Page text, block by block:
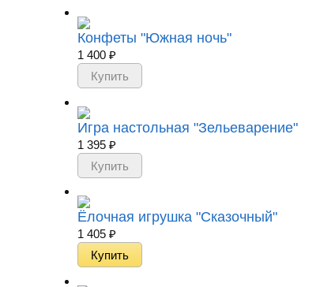
Конфеты "Южная ночь"
1 400 ₽
Игра настольная "Зельеварение"
1 395 ₽
Ёлочная игрушка "Сказочный"
1 405 ₽